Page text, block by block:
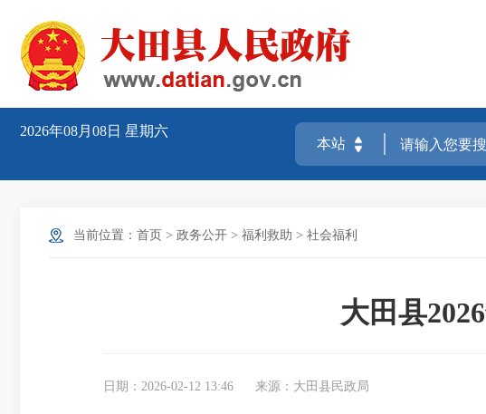
2026年08月08日 星期六
当前位置： 首页 > 政务公开 > 福利救助 > 社会福利
大田县
日期：2026-02-12 13:46 来源：大田县民政局